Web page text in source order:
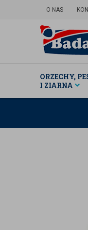
O NAS
ORZECHY,
I ZIARNA